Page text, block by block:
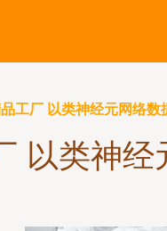
工厂 以类神经元网络
以类神